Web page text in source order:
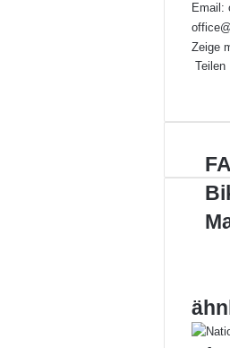
Email:
Zeige
Teilen
E-
im